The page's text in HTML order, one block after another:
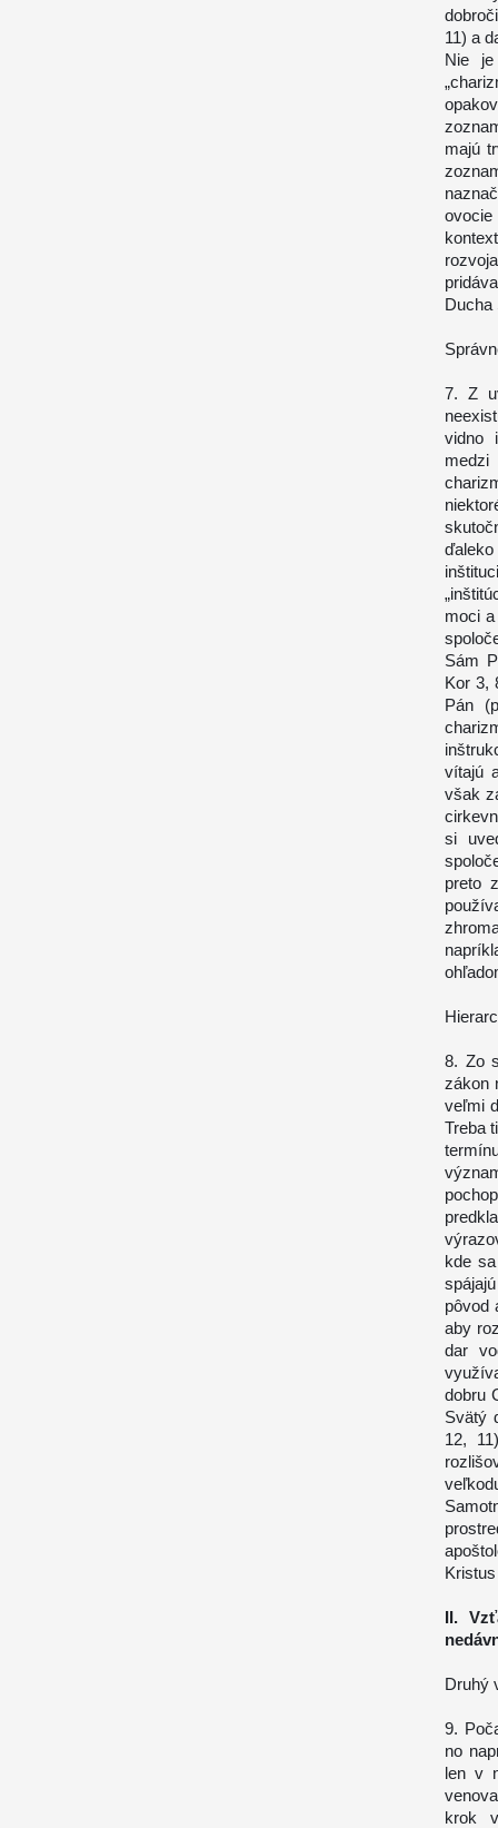
11) a
Nie
majú
Ducha
7. Z
vidno
moci
Sám
Kor 3,
Pán
vítajú
však
si
preto
8. Zo
zákon
veľmi
Treba
kde
pôvod
aby
dar
dobru
Svätý
12,
II.
Druhý
9.
no
len v
krok